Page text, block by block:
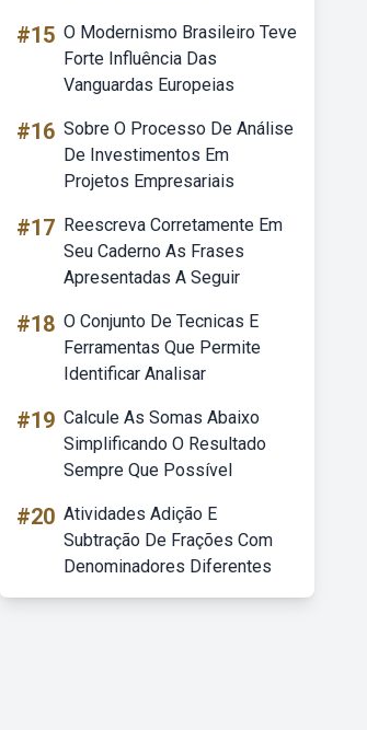
#15 O Modernismo Brasileiro Teve
Forte Influência Das
Vanguardas Europeias
#16 Sobre O Processo De Análise
De Investimentos Em
Projetos Empresariais
#17 Reescreva Corretamente Em
Seu Caderno As Frases
Apresentadas A Seguir
#18 O Conjunto De Tecnicas E
Ferramentas Que Permite
Identificar Analisar
#19 Calcule As Somas Abaixo
Simplificando O Resultado
Sempre Que Possível
#20 Atividades Adição E
Subtração De Frações Com
Denominadores Diferentes